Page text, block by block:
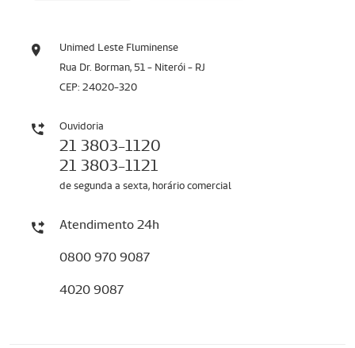
Unimed Leste Fluminense
Rua Dr. Borman, 51 - Niterói - RJ
CEP: 24020-320
Ouvidoria
21 3803-1120
21 3803-1121
de segunda a sexta, horário comercial
Atendimento 24h
0800 970 9087
4020 9087